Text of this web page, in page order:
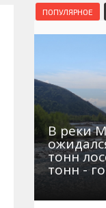
ПОПУЛЯРНОЕ
В реки
тонн
тонн -